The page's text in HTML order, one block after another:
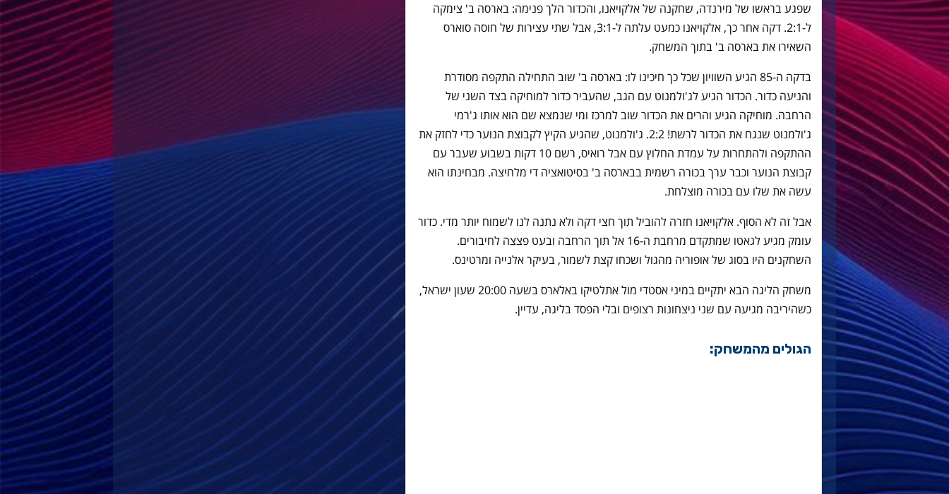
שפגע בראשו של מירנדה, שחקנה של אלקויאנו, והכדור הלך פנימה: בארסה ב' צימקה
ל-2:1. דקה אחר כך, אלקויאנו כמעט עלתה ל-3:1, אבל שתי עצירות של חוסה סוארס
השאירו את בארסה ב' בתוך המשחק.
בדקה ה-85 הגיע השוויון שכל כך חיכינו לו: בארסה ב' שוב התחילה התקפה מסודרת
והניעה כדור. הכדור הגיע לג'ולמנוט עם הגב, שהעביר כדור למוחיקה בצד השני של
הרחבה. מוחיקה הגיע והרים את הכדור שוב למרכז ומי שנמצא שם הוא אותו ג'רמי
ג'ולמנוט שנגח את הכדור לרשת! 2:2. ג'ולמנוט, שהגיע הקיץ לקבוצת הנוער כדי לחזק את
ההתקפה ולהתחרות על עמדת החלוץ עם אבל רואיס, רשם 10 דקות בשבוע שעבר עם
קבוצת הנוער וכבר ערך בכורה רשמית בבארסה ב' בסיטואציה די מלחיצה. מבחינתו הוא
עשה את שלו עם בכורה מוצלחת.
אבל זה לא הסוף. אלקויאנו חזרה להוביל תוך חצי דקה ולא נתנה לנו לשמוח יותר מדי. כדור
עומק מגיע לגאטו שמתקדם מרחבת ה-16 אל תוך הרחבה ובעט פצצה לחיבורים.
השחקנים היו בסוג של אופוריה מהגול ושכחו קצת לשמור, בעיקר אלנייה ומרטינס.
משחק הליגה הבא יתקיים במיני אסטדי מול אתלטיקו באלארס בשעה 20:00 שעון ישראל,
כשהיריבה מגיעה עם שני ניצחונות רצופים ובלי הפסד בליגה, עדיין.
הגולים מהמשחק: